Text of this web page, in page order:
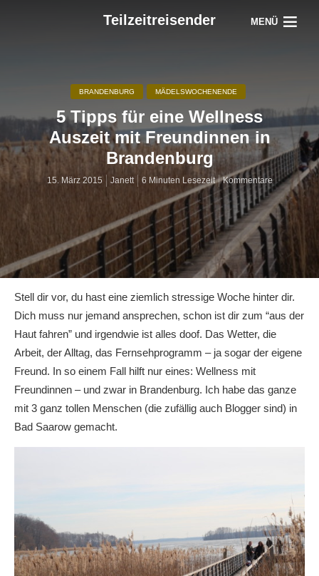
Teilzeitreisender MENÜ
BRANDENBURG MÄDELSWOCHENENDE
5 Tipps für eine Wellness
Auszeit mit Freundinnen in
Brandenburg
15. März 2015 Janett 6 Minuten Lesezeit Kommentare
Stell dir vor, du hast eine ziemlich stressige Woche hinter dir.
Dich muss nur jemand ansprechen, schon ist dir zum “aus der
Haut fahren” und irgendwie ist alles doof. Das Wetter, die
Arbeit, der Alltag, das Fernsehprogramm – ja sogar der eigene
Freund. In so einem Fall hilft nur eines: Wellness mit
Freundinnen – und zwar in Brandenburg. Ich habe das ganze
mit 3 ganz tollen Menschen (die zufällig auch Blogger sind) in
Bad Saarow gemacht.